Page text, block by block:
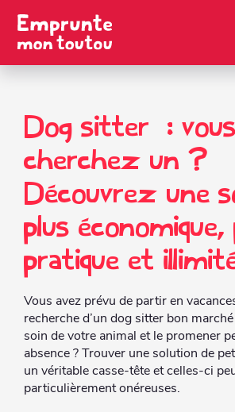
Dog sitter :
cherchez un ?
Découvrez une
plus économique,
pratique et
Vous avez prévu de partir en
recherche d’un dog sitter bon
soin de votre animal et le promener
absence ? Trouver une solution de
un véritable casse-tête et celles-ci
particulièrement onéreuses.